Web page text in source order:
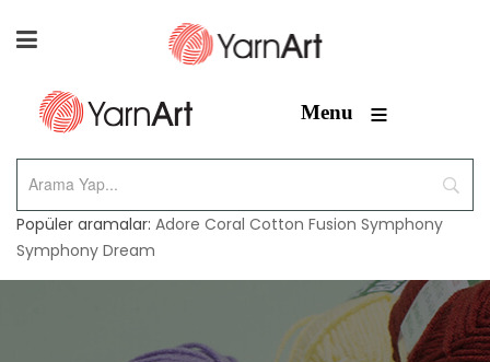
Menu ≡
Popüler aramalar: Adore Coral Cotton Fusion Symphony
Symphony Dream